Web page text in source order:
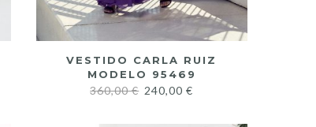
VESTIDO CARLA RUIZ
MODELO 95469
360,00€ 240,00€